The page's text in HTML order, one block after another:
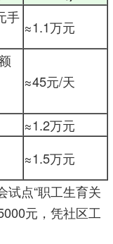
手
≈1.1万元
≈45元/天
≈1.2万元
≈1.5万元
试点“职工生育关
元，凭社区工